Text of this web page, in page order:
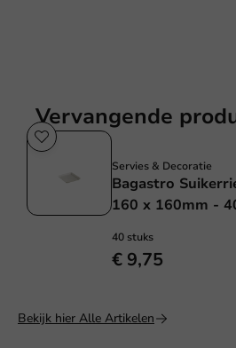
Vervangende
Servies & Decoratie
Bagastro
160 x 160mm -
40 stuks
€ 9,75
Bekijk hier Alle Artikelen